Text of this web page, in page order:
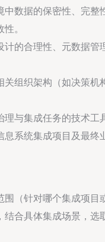
中数据的保密性、完
。
计的合理性、元数据
关组织架构（如决策
理与集成任务的技术
息系统集成项目及最
围（针对哪个集成项
结合具体集成场景，